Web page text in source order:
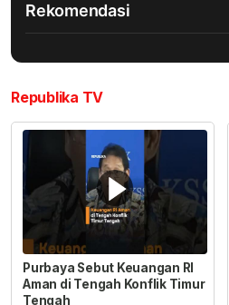
Rekomendasi
Republika TV
Purbaya Sebut Keuangan RI
Aman di Tengah Konflik Timur
Tengah